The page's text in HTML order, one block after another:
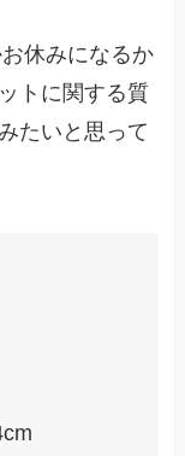
休みになるか
トに関する質
たいと思って